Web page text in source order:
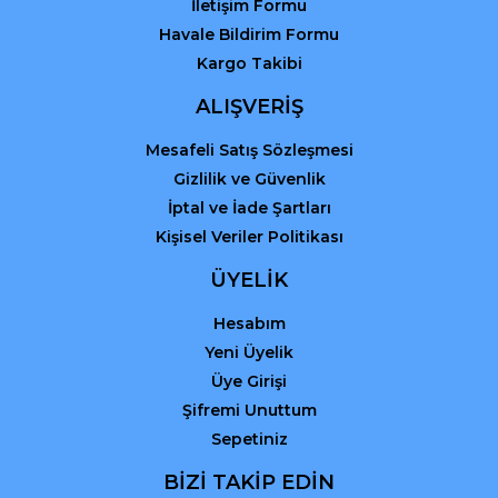
İletişim Formu
Havale Bildirim Formu
Kargo Takibi
ALIŞVERİŞ
Mesafeli Satış Sözleşmesi
Gizlilik ve Güvenlik
İptal ve İade Şartları
Kişisel Veriler Politikası
ÜYELİK
Hesabım
Yeni Üyelik
Üye Girişi
Şifremi Unuttum
Sepetiniz
BİZİ TAKİP EDİN